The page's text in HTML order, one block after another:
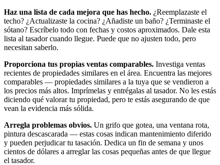
Haz una lista de cada mejora que has hecho. ¿Reemplazaste el
techo? ¿Actualizaste la cocina? ¿Añadiste un baño? ¿Terminaste el
sótano? Escríbelo todo con fechas y costos aproximados. Dale esta
lista al tasador cuando llegue. Puede que no ajusten todo, pero
necesitan saberlo.
Proporciona tus propias ventas comparables. Investiga ventas
recientes de propiedades similares en el área. Encuentra las mejores
comparables — propiedades similares a la tuya que se vendieron a
los precios más altos. Imprímelas y entrégalas al tasador. No les estás
diciendo qué valorar tu propiedad, pero te estás asegurando de que
vean la evidencia más sólida.
Arregla problemas obvios. Un grifo que gotea, una ventana rota,
pintura descascarada — estas cosas indican mantenimiento diferido
y pueden perjudicar tu tasación. Dedica un fin de semana y unos
cientos de dólares a arreglar las cosas pequeñas antes de que llegue
el tasador.